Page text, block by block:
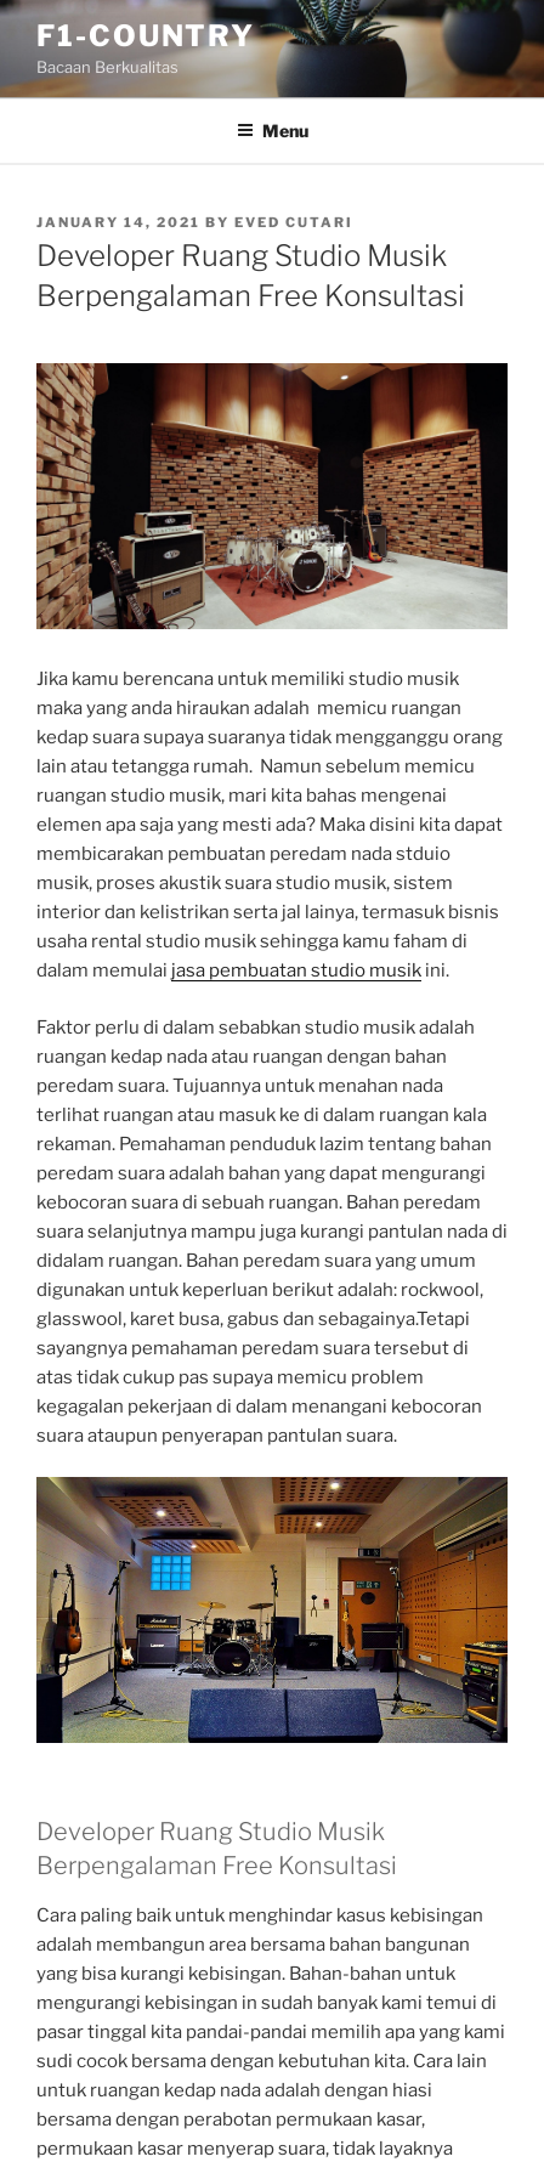
Skip
content
F1-COUNTRY
Bacaan Berkualitas
Menu
POSTED
ON
JANUARY 14, 2021 BY EVED CUTARI
Developer Ruang Studio Musik
Berpengalaman Free Konsultasi
Jika kamu berencana untuk memiliki studio musik
maka yang anda hiraukan adalah memicu ruangan
kedap suara supaya suaranya tidak mengganggu orang
lain atau tetangga rumah. Namun sebelum memicu
ruangan studio musik, mari kita bahas mengenai
elemen apa saja yang mesti ada? Maka disini kita dapat
membicarakan pembuatan peredam nada stduio
musik, proses akustik suara studio musik, sistem
interior dan kelistrikan serta jal lainya, termasuk bisnis
usaha rental studio musik sehingga kamu faham di
dalam memulai jasa pembuatan studio musik ini.
Faktor perlu di dalam sebabkan studio musik adalah
ruangan kedap nada atau ruangan dengan bahan
peredam suara. Tujuannya untuk menahan nada
terlihat ruangan atau masuk ke di dalam ruangan kala
rekaman. Pemahaman penduduk lazim tentang bahan
peredam suara adalah bahan yang dapat mengurangi
kebocoran suara di sebuah ruangan. Bahan peredam
suara selanjutnya mampu juga kurangi pantulan nada di
didalam ruangan. Bahan peredam suara yang umum
digunakan untuk keperluan berikut adalah: rockwool,
glasswool, karet busa, gabus dan sebagainya.Tetapi
sayangnya pemahaman peredam suara tersebut di
atas tidak cukup pas supaya memicu problem
kegagalan pekerjaan di dalam menangani kebocoran
suara ataupun penyerapan pantulan suara.
Developer Ruang Studio Musik
Berpengalaman Free Konsultasi
Cara paling baik untuk menghindar kasus kebisingan
adalah membangun area bersama bahan bangunan
yang bisa kurangi kebisingan. Bahan-bahan untuk
mengurangi kebisingan in sudah banyak kami temui di
pasar tinggal kita pandai-pandai memilih apa yang kami
sudi cocok bersama dengan kebutuhan kita. Cara lain
untuk ruangan kedap nada adalah dengan hiasi
bersama dengan perabotan permukaan kasar,
permukaan kasar menyerap suara, tidak layaknya